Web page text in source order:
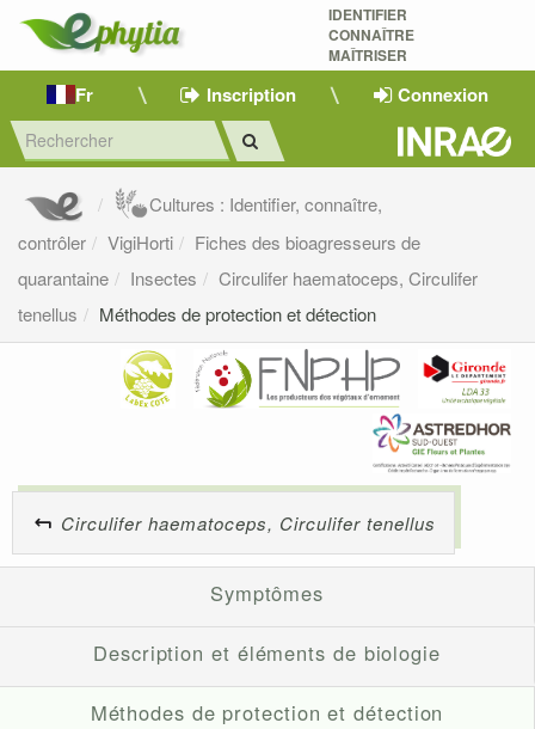
IDENTIFIER
CONNAÎTRE
MAÎTRISER
Fr Inscription Connexion
Cultures : Identifier, connaître,
contrôler
VigiHorti
Fiches des bioagresseurs de
quarantaine
Insectes
Circulifer haematoceps, Circulifer
tenellus
Méthodes de protection et détection
Circulifer haematoceps, Circulifer tenellus
Symptômes
Description et éléments de biologie
Méthodes de protection et détection